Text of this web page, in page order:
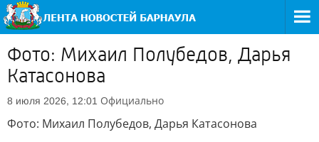
Фото: Михаил Полубедов, Дарья
Катасонова
8 июля 2026, 12:01 Официально
Фото: Михаил Полубедов, Дарья Катасонова